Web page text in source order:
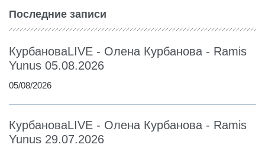
Последние записи
КурбановаLIVE - Олена Курбанова - Ramis
Yunus 05.08.2026
05/08/2026
КурбановаLIVE - Олена Курбанова - Ramis
Yunus 29.07.2026